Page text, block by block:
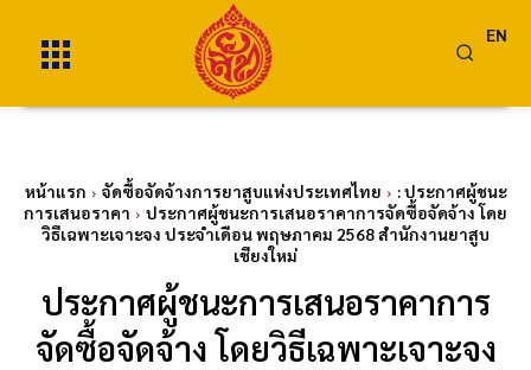
EN
หน้าแรก จัดซื้อจัดจ้างการยาสูบแห่งประเทศไทย
: ประกาศผู้ชนะ
การเสนอราคา
ประกาศผู้ชนะการเสนอราคาการจัดซื้อจัดจ้าง โดย
วิธีเฉพาะเจาะจง ประจำเดือน พฤษภาคม 2568 สำนักงานยาสูบ
เชียงใหม่
ประกาศผู้ชนะการเสนอราคาการ
จัดซื้อจัดจ้าง โดยวิธีเฉพาะเจาะจง